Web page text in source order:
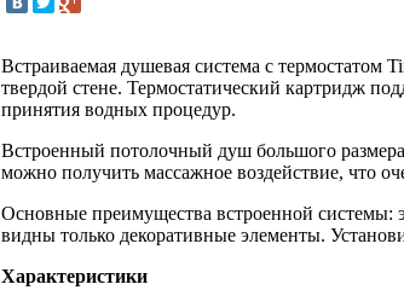
Встраиваемая душевая система с термостатом
твердой стене. Термостатический картридж
принятия водных процедур.
Встроенный потолочный душ большого
можно получить массажное воздействие, что
Основные преимущества встроенной системы:
видны только декоративные элементы.
Характеристики